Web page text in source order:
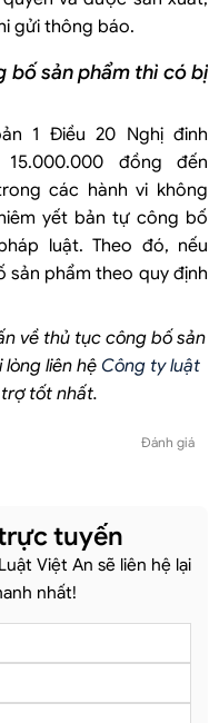
gửi thông báo.
bố sản phẩm thì có bị
1 Điều 20 Nghị đinh
15.000.000 đồng đến
các hành vi không
yết bản tự công bố
luật. Theo đó, nếu
phẩm theo quy định
về thủ tục công bố sản
lòng liên hệ Công ty luật
tốt nhất.
Đánh giá
tuyến
Việt An sẽ liên hệ lại
nhất!